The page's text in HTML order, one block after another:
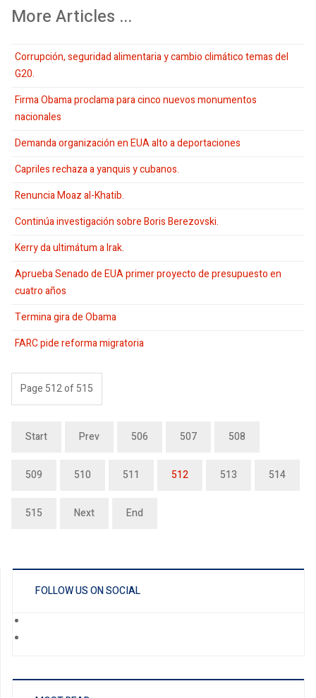
More Articles ...
Corrupción, seguridad alimentaria y cambio climático temas del
G20.
Firma Obama proclama para cinco nuevos monumentos
nacionales
Demanda organización en EUA alto a deportaciones
Capriles rechaza a yanquis y cubanos.
Renuncia Moaz al-Khatib.
Continúa investigación sobre Boris Berezovski.
Kerry da ultimátum a Irak.
Aprueba Senado de EUA primer proyecto de presupuesto en
cuatro años
Termina gira de Obama
FARC pide reforma migratoria
Page 512 of 515
Start Prev 506 507 508
509 510 511 512 513 514
515 Next End
FOLLOW US ON SOCIAL